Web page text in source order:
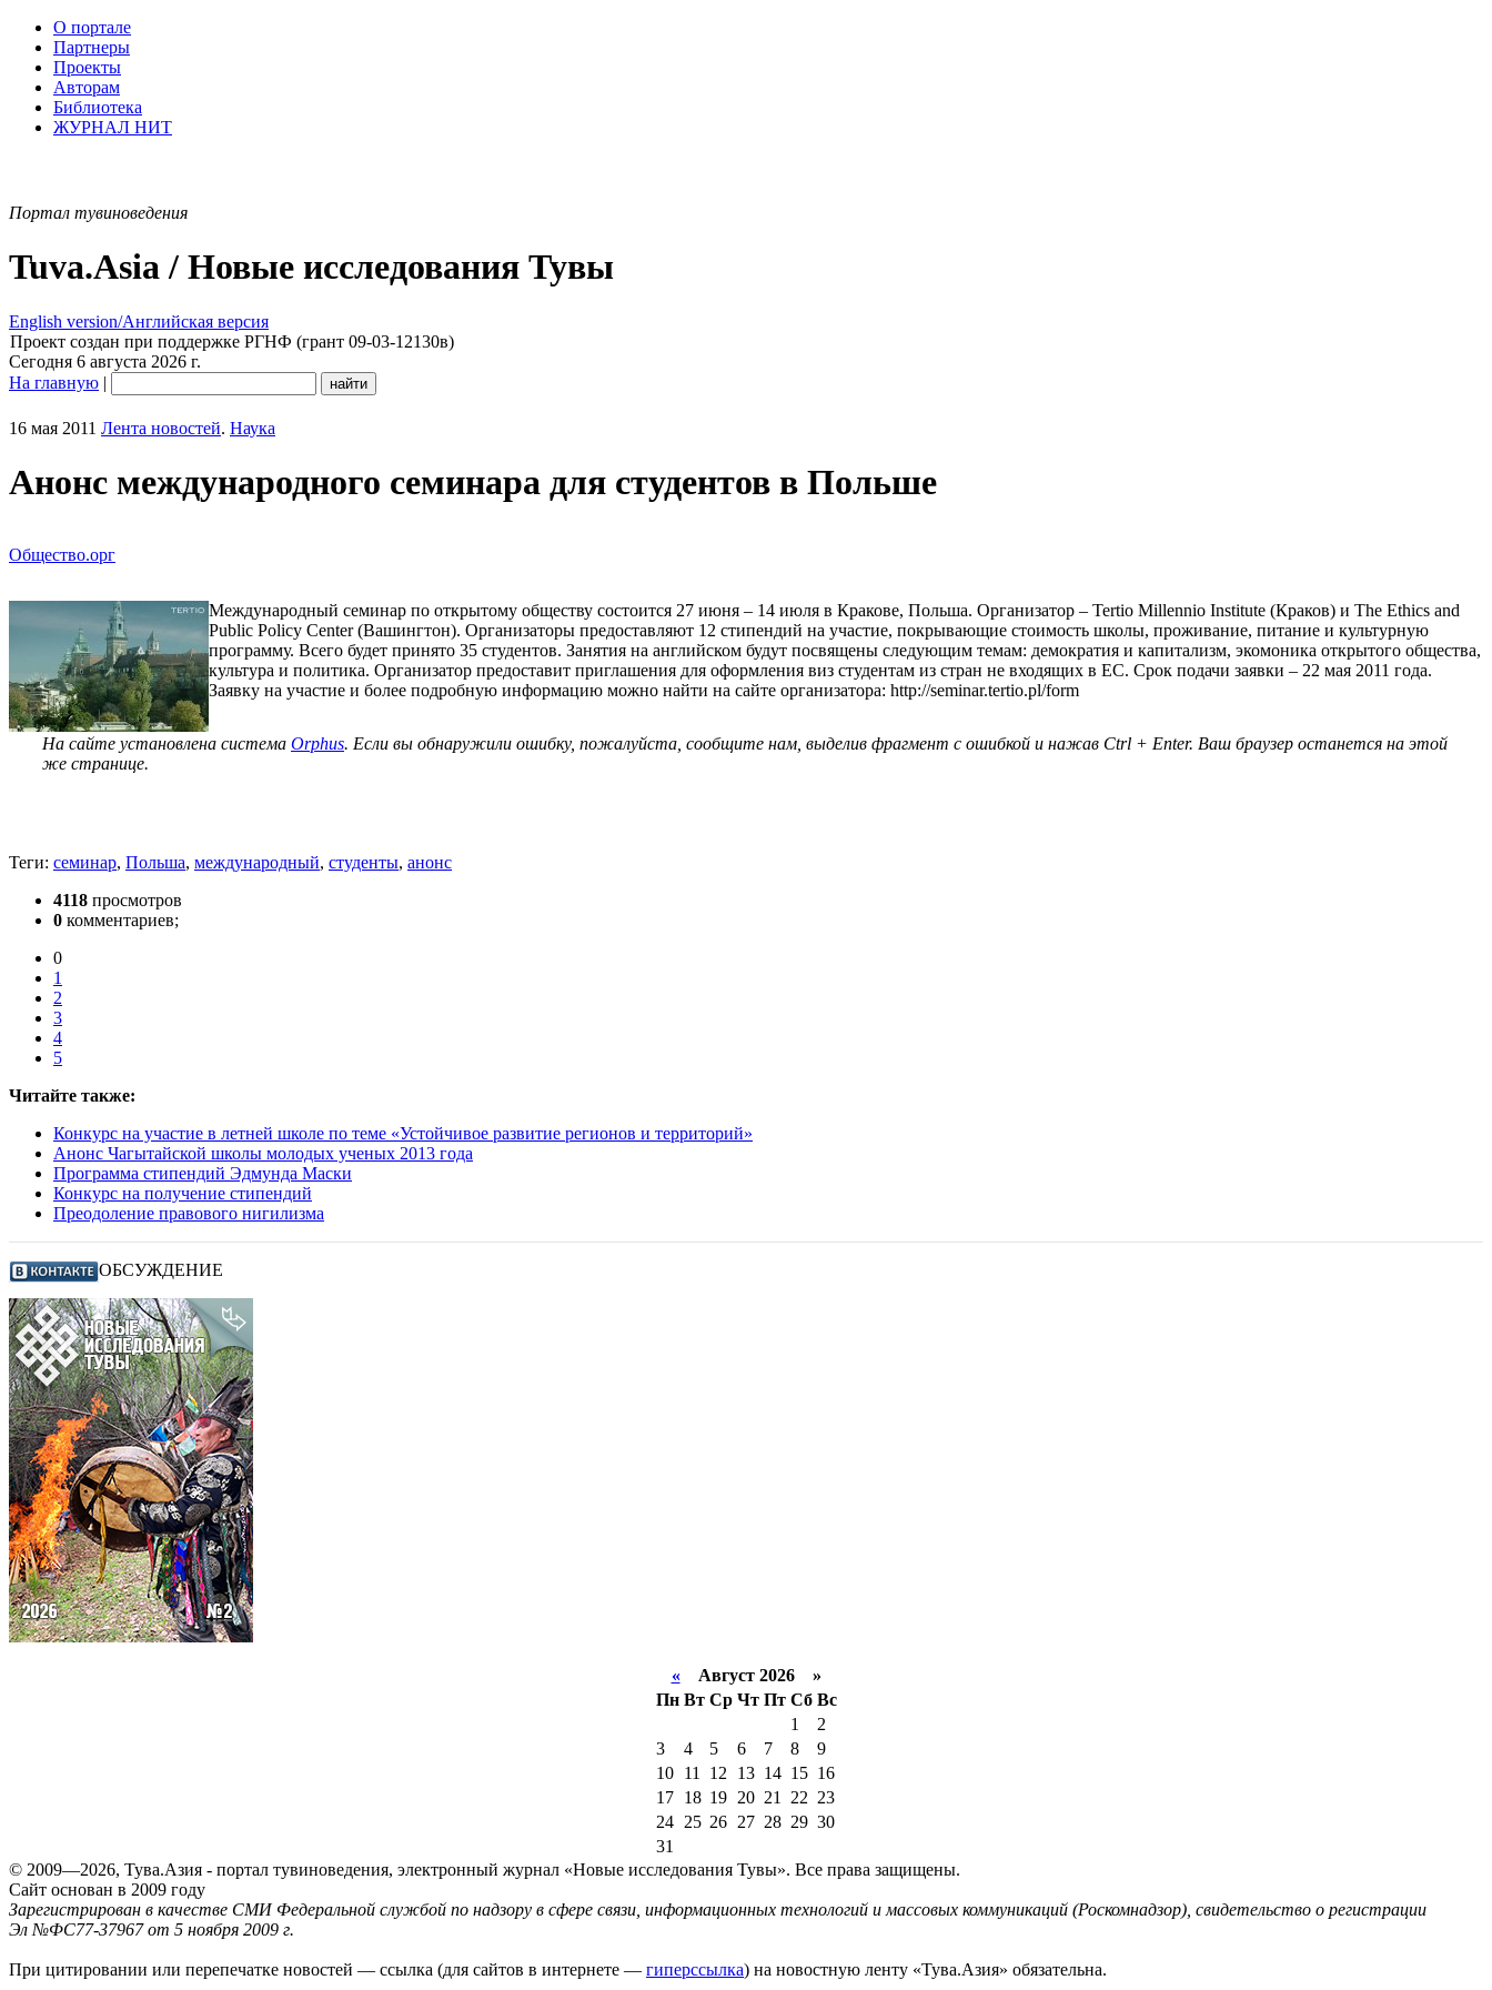
О портале
Партнеры
Проекты
Авторам
Библиотека
ЖУРНАЛ НИТ
Портал тувиноведения
Tuva.Asia / Новые исследования Тувы
English version/Английская версия
Проект создан при поддержке РГНФ (грант 09-03-12130в)
Сегодня 6 августа 2026 г.
На главную |
16 мая 2011 Лента новостей. Наука
Анонс международного семинара для студентов в Польше
Общество.орг
Международный семинар по открытому обществу состоится 27 июня – 14 июля в Кракове, Польша. Организатор – Tertio Millennio Institute (Краков) и The Ethics and
Public Policy Center (Вашингтон). Организаторы предоставляют 12 стипендий на участие, покрывающие стоимость школы, проживание, питание и культурную
программу. Всего будет принято 35 студентов. Занятия на английском будут посвящены следующим темам: демократия и капитализм, экомоника открытого общества,
культура и политика. Организатор предоставит приглашения для оформления виз студентам из стран не входящих в ЕС. Срок подачи заявки – 22 мая 2011 года.
Заявку на участие и более подробную информацию можно найти на сайте организатора: http://seminar.tertio.pl/form
На сайте установлена система Orphus. Если вы обнаружили ошибку, пожалуйста, сообщите нам, выделив фрагмент с ошибкой и нажав Ctrl + Enter. Ваш браузер останется на этой
же странице.
Теги: семинар, Польша, международный, студенты, анонс
4118 просмотров
0 комментариев;
0
1
2
3
4
5
Читайте также:
Конкурс на участие в летней школе по теме «Устойчивое развитие регионов и территорий»
Анонс Чагытайской школы молодых ученых 2013 года
Программа стипендий Эдмунда Маски
Конкурс на получение стипендий
Преодоление правового нигилизма
ОБСУЖДЕНИЕ
«Август 2026 »
Пн Вт Ср Чт Пт Сб Вс
1
2
3
4 5 6 7 8
9
10
11 12 13 14 15 16
17
18 19 20 21 22 23
24
25 26 27 28 29 30
31
© 2009—2026, Тува.Азия - портал тувиноведения, электронный журнал «Новые исследования Тувы». Все права защищены.
Сайт основан в 2009 году
Зарегистрирован в качестве СМИ Федеральной службой по надзору в сфере связи, информационных технологий и массовых коммуникаций (Роскомнадзор), свидетельство о регистрации
Эл №ФС77-37967 от 5 ноября 2009 г.
При цитировании или перепечатке новостей — ссылка (для сайтов в интернете — гиперссылка) на новостную ленту «Тува.Азия» обязательна.